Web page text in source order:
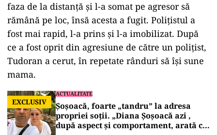
faza de la distanță și l-a somat pe agresor să
rămână pe loc, însă acesta a fugit. Polițistul a
fost mai rapid, l-a prins și l-a imobilizat. După
ce a fost oprit din agresiune de către un poliţist,
Tudoran a cerut, în repetate rânduri să îşi sune
mama.
EXCLUSIV
ACTUALITATE
Șoșoacă, foarte „tandru” la adresa
propriei soții. „Diana Șoșoacă azi ,
după aspect și comportament, arată ca